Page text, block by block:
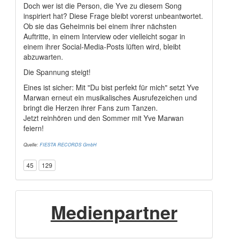
Doch wer ist die Person, die Yve zu diesem Song
inspiriert hat? Diese Frage bleibt vorerst unbeantwortet.
Ob sie das Geheimnis bei einem ihrer nächsten
Auftritte, in einem Interview oder vielleicht sogar in
einem ihrer Social-Media-Posts lüften wird, bleibt
abzuwarten.
Die Spannung steigt!
Eines ist sicher: Mit "Du bist perfekt für mich" setzt Yve
Marwan erneut ein musikalisches Ausrufezeichen und
bringt die Herzen ihrer Fans zum Tanzen.
Jetzt reinhören und den Sommer mit Yve Marwan
feiern!
Quelle: FIESTA RECORDS GmbH
45 129
Medienpartner